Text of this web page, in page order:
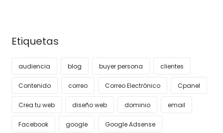
Etiquetas
audiencia blog buyer persona clientes
Contenido correo Correo Electrónico Cpanel
Crea tu web diseño web dominio email
Facebook google Google Adsense